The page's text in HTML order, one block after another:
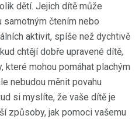
dětí. Jejich dítě může
čtením nebo
aktivit, spíše než dychtivě
chtějí dobře upravené dítě,
mohou pomáhat plachým
nebudou měnit povahu
si myslíte, že vaše dítě je
způsoby, jak pomoci vašemu